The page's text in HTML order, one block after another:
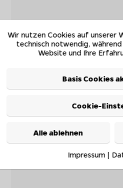
Wir nutzen Cookies auf unserer
technisch notwendig,
Website und Ihre
Basis Cookies
Cookie-
Alle ablehnen
Impressum|